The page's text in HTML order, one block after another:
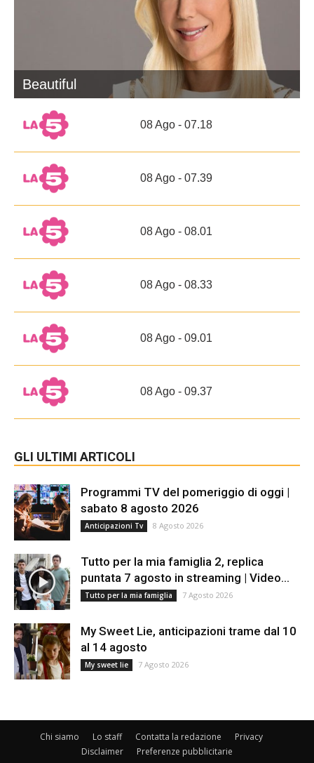
Beautiful
08 Ago - 07.18
08 Ago - 07.39
08 Ago - 08.01
08 Ago - 08.33
08 Ago - 09.01
08 Ago - 09.37
GLI ULTIMI ARTICOLI
Programmi TV del pomeriggio di oggi |
sabato 8 agosto 2026
Anticipazioni Tv 8 Agosto 2026
Tutto per la mia famiglia 2, replica
puntata 7 agosto in streaming | Video...
Tutto per la mia famiglia 7 Agosto 2026
My Sweet Lie, anticipazioni trame dal 10
al 14 agosto
My sweet lie 7 Agosto 2026
Chi siamo Lo staff Contatta la redazione
Privacy
Disclaimer
Preferenze pubblicitarie